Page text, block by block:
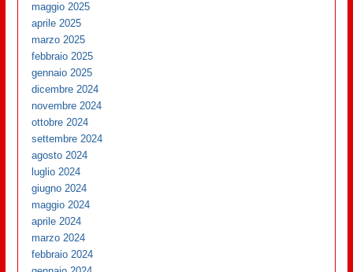
maggio 2025
aprile 2025
marzo 2025
febbraio 2025
gennaio 2025
dicembre 2024
novembre 2024
ottobre 2024
settembre 2024
agosto 2024
luglio 2024
giugno 2024
maggio 2024
aprile 2024
marzo 2024
febbraio 2024